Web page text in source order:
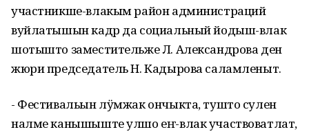
участникше-влакым район администраций
вуйлатышын кадр да социальный йодыш-влак
шотышто заместительже Л. Александрова ден
жюри председатель Н. Кадырова саламленыт.
- Фестивальын лӱмжак ончыкта, тушто сулен
налме канышыште улшо еҥ-влак участвоватлат,